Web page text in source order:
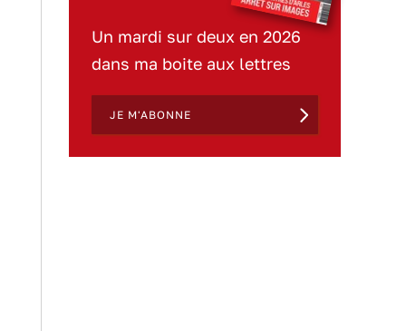
Un mardi sur deux en 2026
dans ma boite aux lettres
JE M'ABONNE